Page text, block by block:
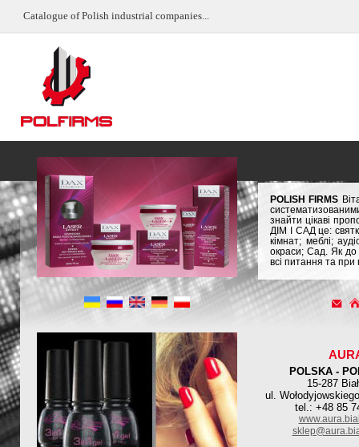
Catalogue of Polish industrial companies...
POLISH FIRMS
знайти цікаві
ДІМ І САД це:
кімнат; меблі;
окраси; Сад. Як до
всі питання та
POLSKA -
15-287
ul.
tel.: +48 85